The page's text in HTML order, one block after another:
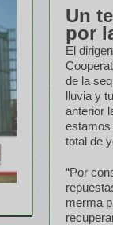
Un
por
El
de la
lluvia y
anterior
estamos
total de
“Por
merma